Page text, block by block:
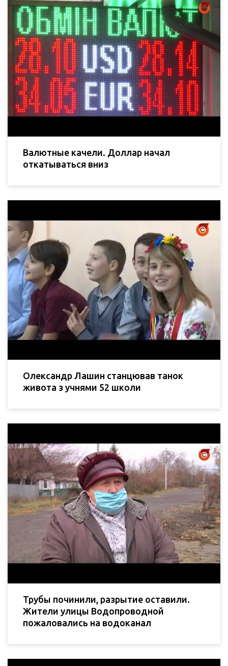
Валютные качели. Доллар начал
откатываться вниз
Олександр Лашин станцював танок
живота з учнями 52 школи
Трубы починили, разрытие оставили.
Жители улицы Водопроводной
пожаловались на водоканал